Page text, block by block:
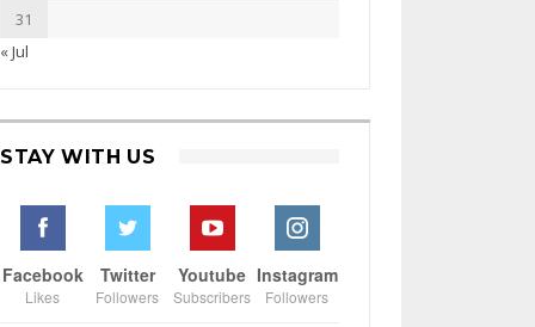
31
« Jul
STAY WITH US
Facebook
Likes
Twitter
Followers
Youtube
Subscribers
Instagram
Followers